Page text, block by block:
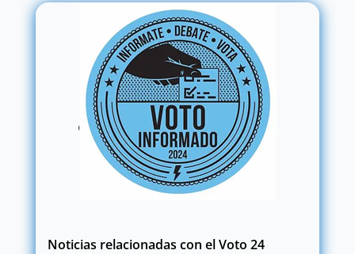
Noticias relacionadas con el Voto 24